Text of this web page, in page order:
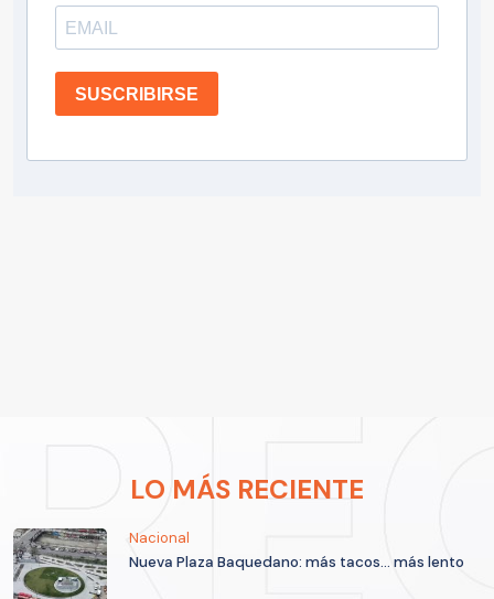
SUSCRIBIRSE
LO MÁS RECIENTE
Nacional
Nueva Plaza Baquedano: más tacos... más lento